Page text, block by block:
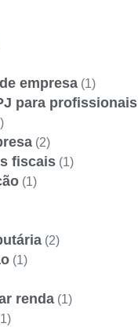
empresa(1)
para profissionais
(2)
fiscais(1)
(1)
(2)
(1)
renda(1)